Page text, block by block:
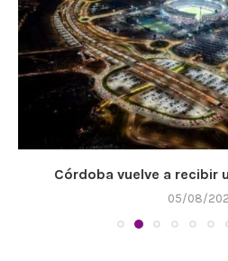
Córdoba vuelve a recibir
05/08/